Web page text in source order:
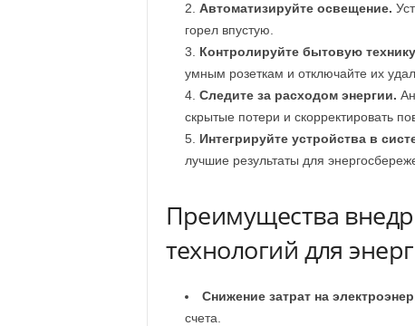
Автоматизируйте освещение.
горел впустую.
Контролируйте бытовую
умным розеткам и отключайте их
Следите за расходом энергии.
скрытые потери и скорректировать
Интегрируйте устройства в
лучшие результаты для
Преимущества
технологий для
Снижение затрат на
счета.